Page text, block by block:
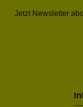
Jetzt Newsletter